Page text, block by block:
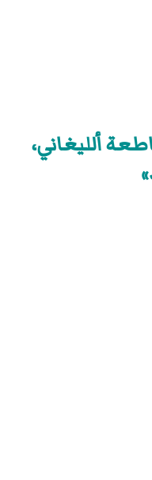
ألليغاني،